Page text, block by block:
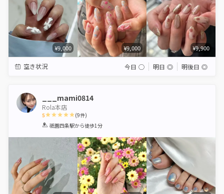
¥9,000 ¥9,000 ¥9,900
空き状況 今日 ◯ 明日 ◎ 明後日 ◎
___mami0814
Rola本店
5
1 2 3 4 5
(9件)
祇園四条駅から徒歩1分